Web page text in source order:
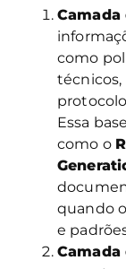
como
técnicos,
Essa
como o
quando
e